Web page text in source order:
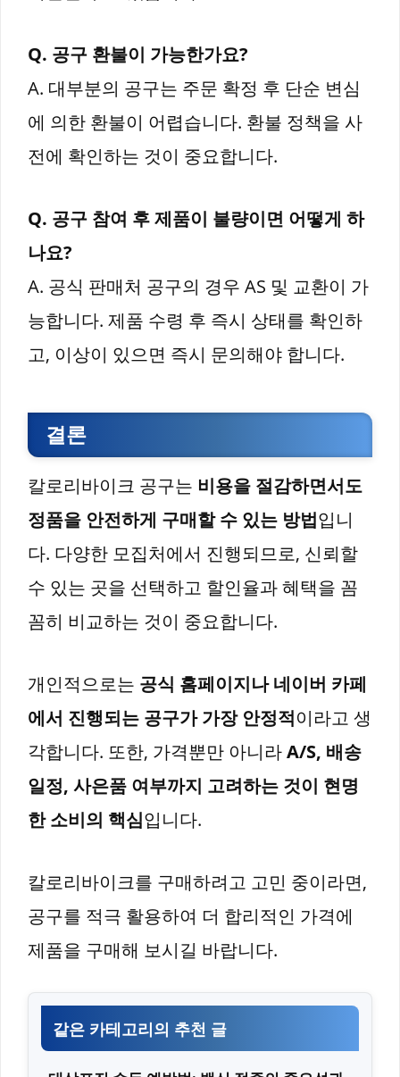
Q. 공구 환불이 가능한가요?
A. 대부분의 공구는 주문 확정 후 단순 변심
에 의한 환불이 어렵습니다. 환불 정책을 사
전에 확인하는 것이 중요합니다.
Q. 공구 참여 후 제품이 불량이면 어떻게 하
나요?
A. 공식 판매처 공구의 경우 AS 및 교환이 가
능합니다. 제품 수령 후 즉시 상태를 확인하
고, 이상이 있으면 즉시 문의해야 합니다.
결론
칼로리바이크 공구는 비용을 절감하면서도
정품을 안전하게 구매할 수 있는 방법입니
다. 다양한 모집처에서 진행되므로, 신뢰할
수 있는 곳을 선택하고 할인율과 혜택을 꼼
꼼히 비교하는 것이 중요합니다.
개인적으로는 공식 홈페이지나 네이버 카페
에서 진행되는 공구가 가장 안정적이라고 생
각합니다. 또한, 가격뿐만 아니라A/S, 배송
일정, 사은품 여부까지 고려하는 것이 현명
한 소비의 핵심입니다.
칼로리바이크를 구매하려고 고민 중이라면,
공구를 적극 활용하여 더 합리적인 가격에
제품을 구매해 보시길 바랍니다.
같은 카테고리의 추천 글